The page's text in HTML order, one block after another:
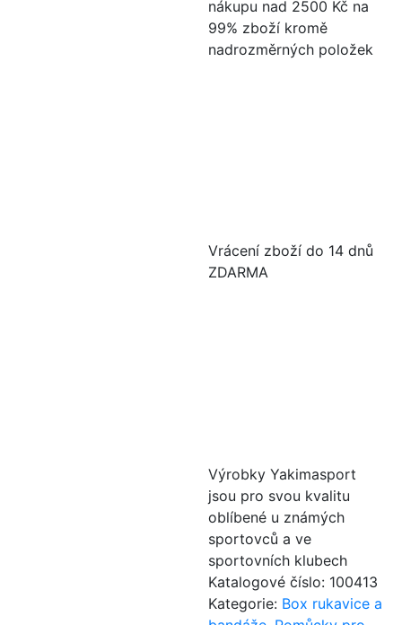
nákupu nad 2500 Kč na
99% zboží kromě
nadrozměrných položek
Vrácení zboží do 14 dnů
ZDARMA
Výrobky Yakimasport
jsou pro svou kvalitu
oblíbené u známých
sportovců a ve
sportovních klubech
Katalogové číslo: 100413
Kategorie: Box rukavice a